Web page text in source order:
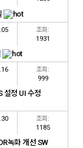
조회:
1931
조회:
999
설정 UI 수정
조회:
1185
녹화 개선 SW